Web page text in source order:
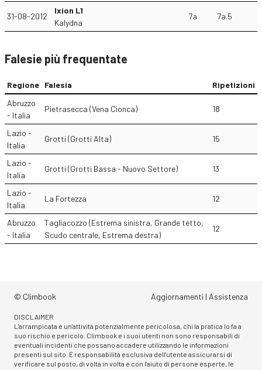
31-08-2012
Ixion L1
Kalydna
7a 7a.5
Falesie più frequentate
Regione Falesia
Ripetizioni
Abruzzo
- Italia
Pietrasecca (Vena Cionca) 18
Lazio -
Italia
Grotti (Grotti Alta) 15
Lazio -
Italia
Grotti (Grotti Bassa - Nuovo Settore) 13
Lazio -
Italia
La Fortezza 12
Abruzzo
- Italia
Tagliacozzo (Estrema sinistra, Grande tetto,
Scudo centrale, Estrema destra)
12
© Climbook Aggiornamenti | Assistenza
DISCLAIMER
L'arrampicata è un'attività potenzialmente pericolosa, chi la pratica lo fa a
suo rischio e pericolo. Climbook e i suoi utenti non sono responsabili di
eventuali incidenti che possano accadere utilizzando le informazioni
presenti sul sito. È responsabilità esclusiva dell'utente assicurarsi di
verificare sul posto, di volta in volta e con l'aiuto di persone esperte, le